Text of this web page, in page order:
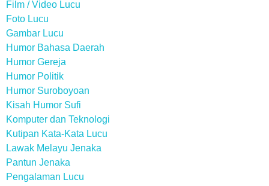
Film / Video Lucu
Foto Lucu
Gambar Lucu
Humor Bahasa Daerah
Humor Gereja
Humor Politik
Humor Suroboyoan
Kisah Humor Sufi
Komputer dan Teknologi
Kutipan Kata-Kata Lucu
Lawak Melayu Jenaka
Pantun Jenaka
Pengalaman Lucu